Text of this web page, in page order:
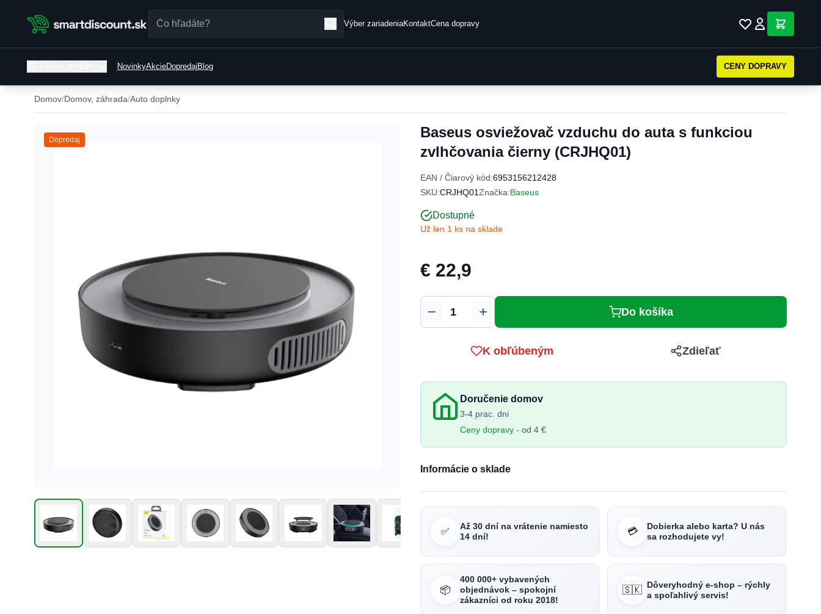
Výber zariadeniaKontaktCena dopravy
NovinkyAkcieDopredaj Blog CENY DOPRAVY
Domov Domov, záhrada Auto doplnky
Dopredaj
Baseus osviežovač vzduchu do auta s funkciou
zvlhčovania čierny (CRJHQ01)
EAN / Čiarový kód:6953156212428
SKU:CRJHQ01Značka:Baseus
Dostupné
Už len 1 ks na sklade
€ 22,9
Množstvo Do košíka
K obľúbeným Zdieľať
Doručenie domov
3-4 prac. dni
Ceny dopravy - od 4 €
Informácie o sklade
✅
Až 30 dní na vrátenie namiesto
14 dní!
💳
Dobierka alebo karta? U nás
sa rozhodujete vy!
📦
400 000+ vybavených
objednávok – spokojní
zákazníci od roku 2018!
🇸🇰 Dôveryhodný e-shop – rýchly
a spoľahlivý servis!